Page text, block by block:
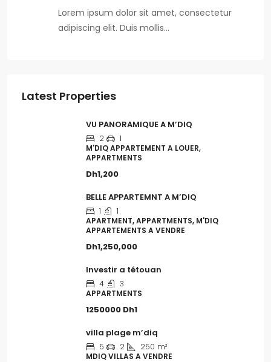
Lorem ipsum dolor sit amet, consectetur
adipiscing elit. Duis mollis…
Latest Properties
VU PANORAMIQUE A M’DIQ
2
1
M'DIQ APPARTEMENT A LOUER,
APPARTMENTS
Dh1,200
BELLE APPARTEMNT A M’DIQ
1
1
APARTMENT, APPARTMENTS, M'DIQ
APPARTEMENTS A VENDRE
Dh1,250,000
Investir a tétouan
4
3
APPARTMENTS
1250000 Dh1
villa plage m’diq
5 2 250 m²
MDIQ VILLAS A VENDRE